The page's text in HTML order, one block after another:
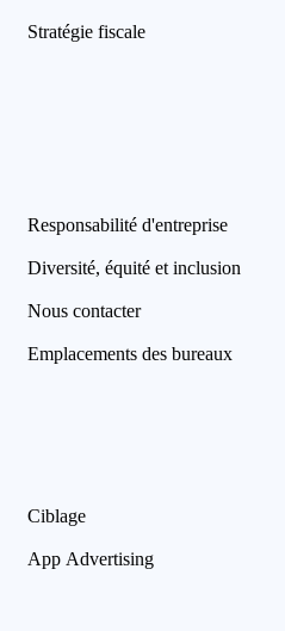
Stratégie fiscale
Responsabilité d'entreprise
Diversité, équité et inclusion
Nous contacter
Emplacements des bureaux
Ciblage
App Advertising